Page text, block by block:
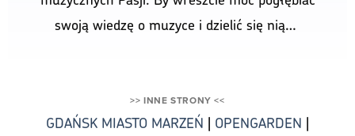
swoją wiedzę o muzyce i dzielić się nią…
>> INNE STRONY <<
GDAŃSK MIASTO MARZEŃ | OPENGARDEN |